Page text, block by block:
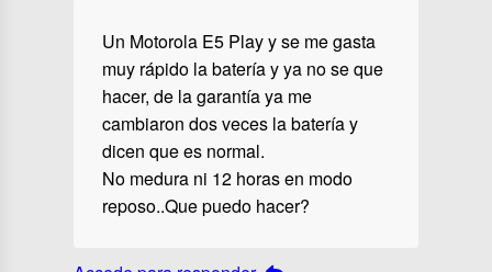
Un Motorola E5 Play y se me gasta
muy rápido la batería y ya no se que
hacer, de la garantía ya me
cambiaron dos veces la batería y
dicen que es normal.
No medura ni 12 horas en modo
reposo..Que puedo hacer?